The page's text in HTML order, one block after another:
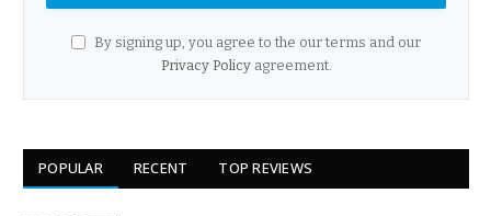
By signing up, you agree to the our terms and our
Privacy Policyagreement.
POPULAR RECENT TOP REVIEWS